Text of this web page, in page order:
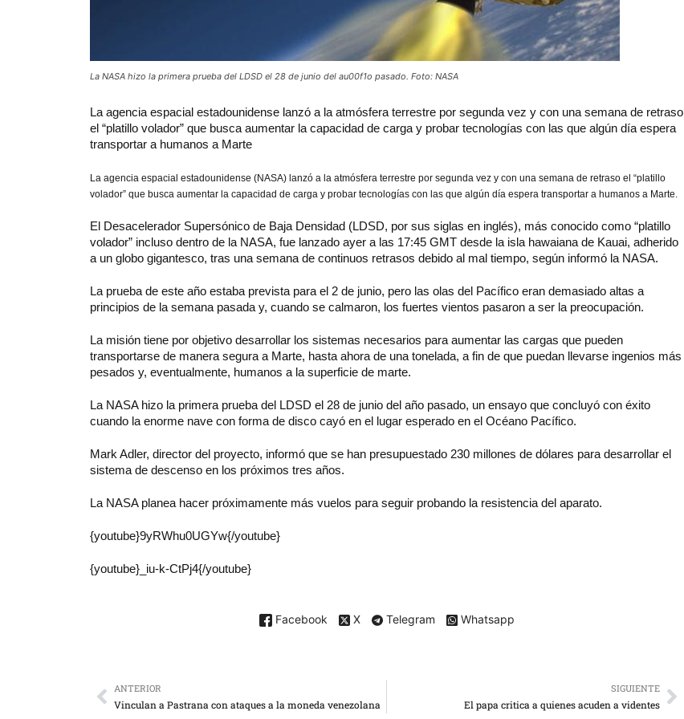
La NASA hizo la primera prueba del LDSD el 28 de junio del au00f1o pasado. Foto: NASA
La agencia espacial estadounidense lanzó a la atmósfera terrestre por segunda vez y con una semana de retraso
el “platillo volador” que busca aumentar la capacidad de carga y probar tecnologías con las que algún día espera
transportar a humanos a Marte
La agencia espacial estadounidense (NASA) lanzó a la atmósfera terrestre por segunda vez y con una semana de retraso el “platillo
volador” que busca aumentar la capacidad de carga y probar tecnologías con las que algún día espera transportar a humanos a Marte.
El Desacelerador Supersónico de Baja Densidad (LDSD, por sus siglas en inglés), más conocido como “platillo
volador” incluso dentro de la NASA, fue lanzado ayer a las 17:45 GMT desde la isla hawaiana de Kauai, adherido
a un globo gigantesco, tras una semana de continuos retrasos debido al mal tiempo, según informó la NASA.
La prueba de este año estaba prevista para el 2 de junio, pero las olas del Pacífico eran demasiado altas a
principios de la semana pasada y, cuando se calmaron, los fuertes vientos pasaron a ser la preocupación.
La misión tiene por objetivo desarrollar los sistemas necesarios para aumentar las cargas que pueden
transportarse de manera segura a Marte, hasta ahora de una tonelada, a fin de que puedan llevarse ingenios más
pesados y, eventualmente, humanos a la superficie de marte.
La NASA hizo la primera prueba del LDSD el 28 de junio del año pasado, un ensayo que concluyó con éxito
cuando la enorme nave con forma de disco cayó en el lugar esperado en el Océano Pacífico.
Mark Adler, director del proyecto, informó que se han presupuestado 230 millones de dólares para desarrollar el
sistema de descenso en los próximos tres años.
La NASA planea hacer próximamente más vuelos para seguir probando la resistencia del aparato.
{youtube}9yRWhu0UGYw{/youtube}
{youtube}_iu-k-CtPj4{/youtube}
Facebook X Telegram Whatsapp
ANTERIOR
Vinculan a Pastrana con ataques a la moneda venezolana
SIGUIENTE
El papa critica a quienes acuden a videntes